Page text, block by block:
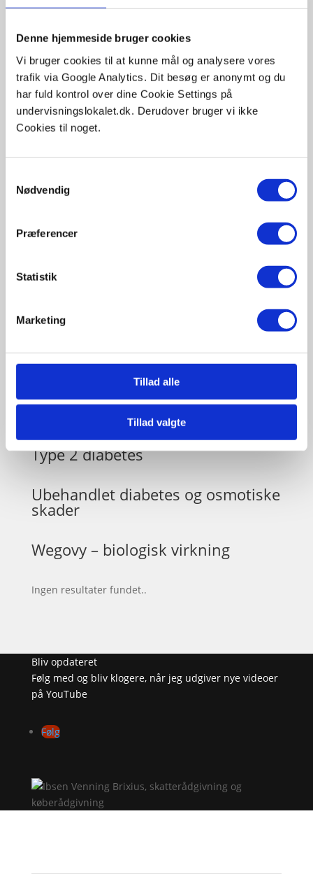
Denne hjemmeside bruger cookies
Vi bruger cookies til at kunne mål og analysere vores
trafik via Google Analytics. Dit besøg er anonymt og du
har fuld kontrol over dine Cookie Settings på
undervisningslokalet.dk. Derudover bruger vi ikke
Cookies til noget.
Nødvendig
Præferencer
Statistik
Marketing
Tillad alle
Tillad valgte
Udforsk også..
CO2 udledningen fra din kost
Fedme – en epidemi. Individ eller
samfundsproblem?
Insulin frigivelse og virkning. A/B
niveau
Sult og mæthedssignaler, Leptin
Type 2 diabetes
Ubehandlet diabetes og osmotiske
skader
Wegovy – biologisk virkning
Ingen resultater fundet..
Bliv opdateret
Følg med og bliv klogere, når jeg udgiver nye videoer
på YouTube
Følg